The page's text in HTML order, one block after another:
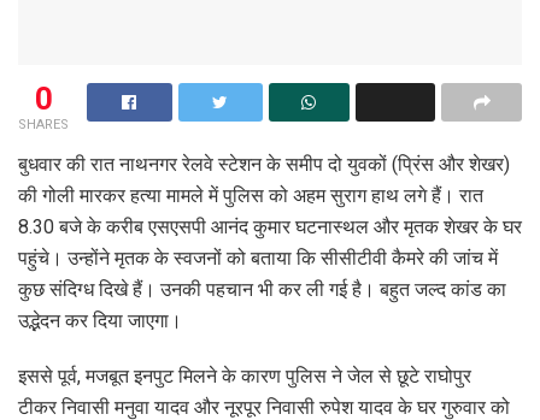
0
SHARES
बुधवार की रात नाथनगर रेलवे स्टेशन के समीप दो युवकों (प्रिंस और शेखर)
की गोली मारकर हत्या मामले में पुलिस को अहम सुराग हाथ लगे हैं। रात
8.30 बजे के करीब एसएसपी आनंद कुमार घटनास्थल और मृतक शेखर के घर
पहुंचे। उन्होंने मृतक के स्वजनों को बताया कि सीसीटीवी कैमरे की जांच में
कुछ संदिग्ध दिखे हैं। उनकी पहचान भी कर ली गई है। बहुत जल्द कांड का
उद्भेदन कर दिया जाएगा।
इससे पूर्व, मजबूत इनपुट मिलने के कारण पुलिस ने जेल से छूटे राघोपुर
टीकर निवासी मनुवा यादव और नूरपूर निवासी रुपेश यादव के घर गुरुवार को